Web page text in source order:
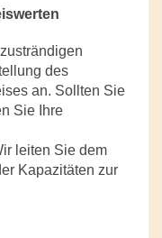
des
an. Sollten Sie
Sie Ihre
leiten Sie dem
Kapazitäten zur